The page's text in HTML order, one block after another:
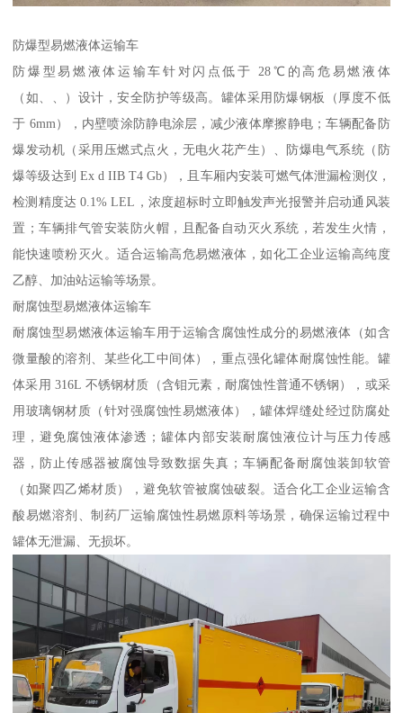
防爆型易燃液体运输车​
防爆型易燃液体运输车针对闪点低于 28℃的高危易燃液体
（如、、）设计，安全防护等级高。罐体采用防爆钢板（厚度不低
于 6mm），内壁喷涂防静电涂层，减少液体摩擦静电；车辆配备防
爆发动机（采用压燃式点火，无电火花产生）、防爆电气系统（防
爆等级达到 Ex d IIB T4 Gb），且车厢内安装可燃气体泄漏检测仪，
检测精度达 0.1% LEL，浓度超标时立即触发声光报警并启动通风装
置；车辆排气管安装防火帽，且配备自动灭火系统，若发生火情，
能快速喷粉灭火。适合运输高危易燃液体，如化工企业运输高纯度
乙醇、加油站运输等场景。​
耐腐蚀型易燃液体运输车​
耐腐蚀型易燃液体运输车用于运输含腐蚀性成分的易燃液体（如含
微量酸的溶剂、某些化工中间体），重点强化罐体耐腐蚀性能。罐
体采用 316L 不锈钢材质（含钼元素，耐腐蚀性普通不锈钢），或采
用玻璃钢材质（针对强腐蚀性易燃液体），罐体焊缝处经过防腐处
理，避免腐蚀液体渗透；罐体内部安装耐腐蚀液位计与压力传感
器，防止传感器被腐蚀导致数据失真；车辆配备耐腐蚀装卸软管
（如聚四乙烯材质），避免软管被腐蚀破裂。适合化工企业运输含
酸易燃溶剂、制药厂运输腐蚀性易燃原料等场景，确保运输过程中
罐体无泄漏、无损坏。​